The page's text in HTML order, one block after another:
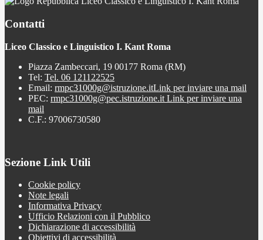
Contatti
Liceo Classico e Linguistico I. Kant Roma
Piazza Zambeccari, 19 00177 Roma (RM)
Tel: Tel. 06 121122525
Email: rmpc31000g@istruzione.itLink per inviare una mail
PEC: rmpc31000g@pec.istruzione.it Link per inviare una
mail
C.F.: 97006730580
Sezione Link Utili
Cookie policy
Note legali
Informativa Privacy
Ufficio Relazioni con il Pubblico
Dichiarazione di accessibilità
Obiettivi di accessibilità